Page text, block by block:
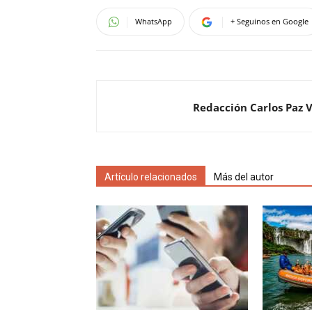
WhatsApp + Seguinos en Google
Redacción Carlos Paz
Artículo relacionados Más del autor